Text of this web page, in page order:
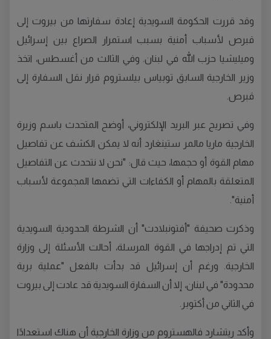
وقد قررت الحكومة السويدية إعادة سفارتها من بيروت إلى
قبرص لأسباب أمنية بسبب استمرار الصراع بين إسرائيل
وميليشيا حزب الله في لبنان. وفي الثالث من أغسطس، اتخذ
وزير الخارجية السابق توبياس بيلستروم قرار نقل السفارة إلى
قبرص.
وفي تصريح عبر البريد الإلكتروني، أوضح المتحدث باسم وزيرة
الخارجية ماريا مالمر ستينغارد أنه لا يمكن الكشف عن تفاصيل
مهام القوة أو حجمها، حيث قال: "نحن لا نتحدث عن التفاصيل
المتعلقة بالمهام أو الكفاءات التي تضمها المجموعة لأسباب
أمنية".
وذكرت صحيفة "أفتونبلادت" أن الشرطة الحدودية السويدية
التي تم إدراجها في القوة المرسلة، أحالت الأسئلة إلى وزارة
الخارجية. ورغم أن إسرائيل قد بدأت بالفعل "عملية برية
محدودة" في لبنان، إلا أن السفارة السويدية قد عادت إلى بيروت
في الثاني من أكتوبر.
وأكد ريتشارد فالهستروم من وزارة الخارجية أن هناك استعدادًا